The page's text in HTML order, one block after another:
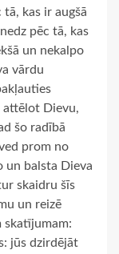
kas ir augšā
pēc tā, kas
un nekalpo
vārdu
attēlot Dievu,
šo radībā
prom no
un balsta Dieva
skaidru šīs
un reizē
skatījumam:
jūs dzirdējāt